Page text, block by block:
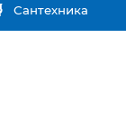
Сантехника